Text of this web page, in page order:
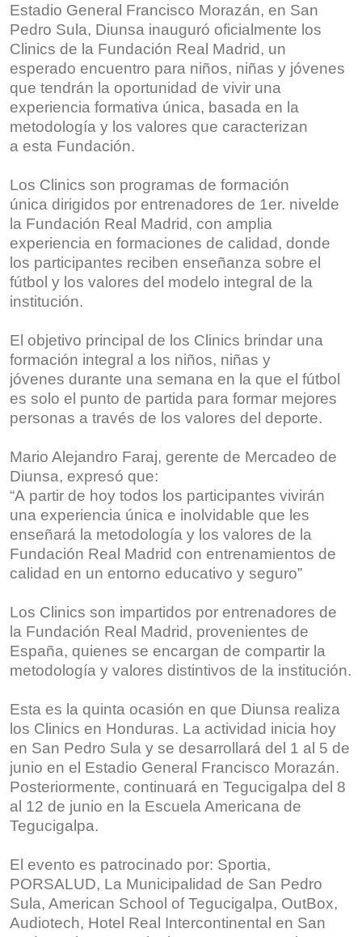
Estadio General Francisco Morazán, en San
Pedro Sula, Diunsa inauguró oficialmente los
Clinics de la Fundación Real Madrid, un
esperado encuentro para niños, niñas y jóvenes
que tendrán la oportunidad de vivir una
experiencia formativa única, basada en la
metodología y los valores que caracterizan
a esta Fundación.
Los Clinics son programas de formación
única dirigidos por entrenadores de 1er. nivelde
la Fundación Real Madrid, con amplia
experiencia en formaciones de calidad, donde
los participantes reciben enseñanza sobre el
fútbol y los valores del modelo integral de la
institución.
El objetivo principal de los Clinics brindar una
formación integral a los niños, niñas y
jóvenes durante una semana en la que el fútbol
es solo el punto de partida para formar mejores
personas a través de los valores del deporte.
Mario Alejandro Faraj, gerente de Mercadeo de
Diunsa, expresó que:
“A partir de hoy todos los participantes vivirán
una experiencia única e inolvidable que les
enseñará la metodología y los valores de la
Fundación Real Madrid con entrenamientos de
calidad en un entorno educativo y seguro”
Los Clinics son impartidos por entrenadores de
la Fundación Real Madrid, provenientes de
España, quienes se encargan de compartir la
metodología y valores distintivos de la institución.
Esta es la quinta ocasión en que Diunsa realiza
los Clinics en Honduras. La actividad inicia hoy
en San Pedro Sula y se desarrollará del 1 al 5 de
junio en el Estadio General Francisco Morazán.
Posteriormente, continuará en Tegucigalpa del 8
al 12 de junio en la Escuela Americana de
Tegucigalpa.
El evento es patrocinado por: Sportia,
PORSALUD, La Municipalidad de San Pedro
Sula, American School of Tegucigalpa, OutBox,
Audiotech, Hotel Real Intercontinental en San